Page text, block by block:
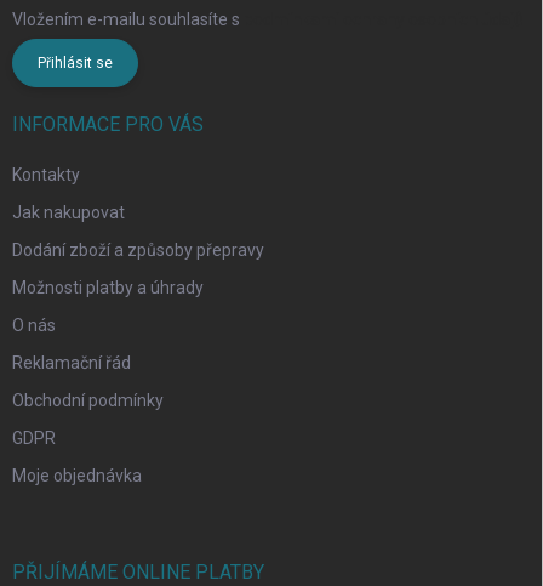
Vložením e-mailu souhlasíte s
Přihlásit se
INFORMACE PRO VÁS
Kontakty
Jak nakupovat
Dodání zboží a způsoby přepravy
Možnosti platby a úhrady
O nás
Reklamační řád
Obchodní podmínky
GDPR
Moje objednávka
PŘIJÍMÁME ONLINE PLATBY